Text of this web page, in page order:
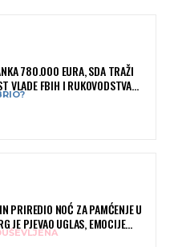
780.000 EURA, SDA TRAŽI
VLADE FBIH I RUKOVODSTVA
PRIREDIO NOĆ ZA PAMĆENJE U
JE PJEVAO UGLAS, EMOCIJE
GRAD